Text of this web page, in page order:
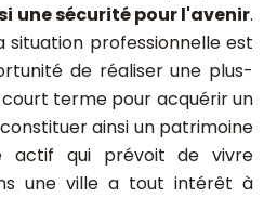
une sécurité pour l'avenir.
situation professionnelle est
de réaliser une plus-
court terme pour acquérir un
ainsi un patrimoine
actif qui prévoit de vivre
une ville a tout intérêt à